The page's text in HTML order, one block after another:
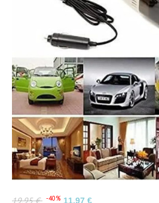
Prix
19,95 € -40% Prix
11,97 €